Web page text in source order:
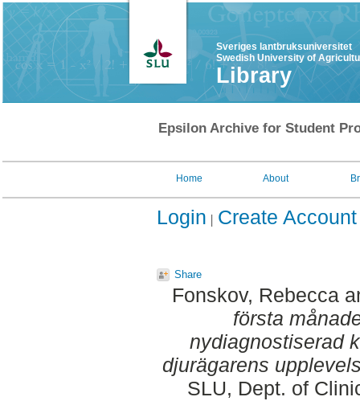
Sveriges lantbruksuniversitet
Swedish University of
Library
Epsilon Archive for Student
Home About
Login Create Account
Share
Fonskov, Rebecca
första
nydiagnostiserad
djurägarens
SLU, Dept. of